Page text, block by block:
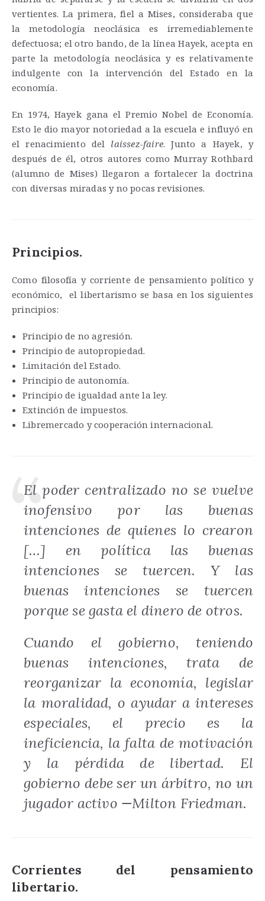
vertientes. La primera, fiel a Mises, consideraba que
la metodología neoclásica es irremediablemente
defectuosa; el otro bando, de la línea Hayek, acepta en
parte la metodología neoclásica y es relativamente
indulgente con la intervención del Estado en la
economía.
En 1974, Hayek gana el Premio Nobel de Economía.
Esto le dio mayor notoriedad a la escuela e influyó en
el renacimiento del laissez-faire. Junto a Hayek, y
después de él, otros autores como Murray Rothbard
(alumno de Mises) llegaron a fortalecer la doctrina
con diversas miradas y no pocas revisiones.
Principios.
Como filosofía y corriente de pensamiento político y
económico, el libertarismo se basa en los siguientes
principios:
Principio de no agresión.
Principio de autopropiedad.
Limitación del Estado.
Principio de autonomía.
Principio de igualdad ante la ley.
Extinción de impuestos.
Libremercado y cooperación internacional.
El poder centralizado no se vuelve
inofensivo por las buenas
intenciones de quienes lo crearon
[…] en política las buenas
intenciones se tuercen. Y las
buenas intenciones se tuercen
porque se gasta el dinero de otros.
Cuando el gobierno, teniendo
buenas intenciones, trata de
reorganizar la economía, legislar
la moralidad, o ayudar a intereses
especiales, el precio es la
ineficiencia, la falta de motivación
y la pérdida de libertad. El
gobierno debe ser un árbitro, no un
jugador activo —Milton Friedman.
Corrientes del pensamiento
libertario.